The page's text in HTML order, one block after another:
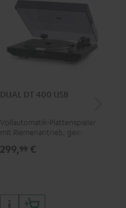
DUAL DT 400 USB
Vollautomatik-Plattenspieler
mit Riemenantrieb, geeignet
299,99 €